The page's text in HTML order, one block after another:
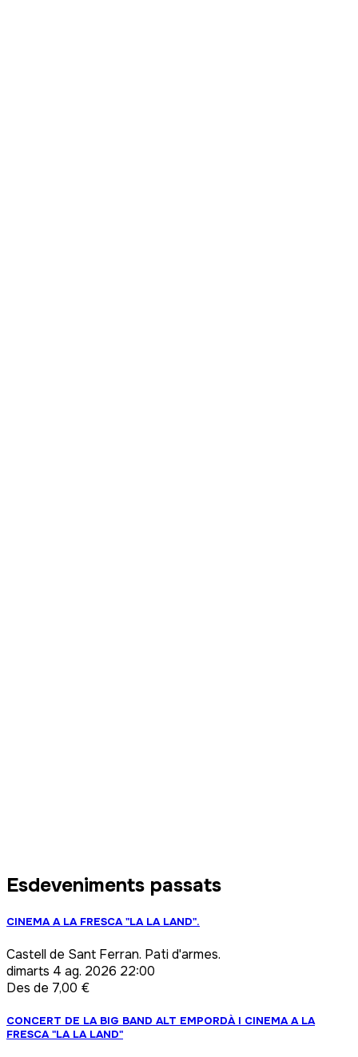
Esdeveniments passats
CINEMA A LA FRESCA "LA LA LAND".
Castell de Sant Ferran. Pati d'armes.
dimarts 4 ag. 2026 22:00
Des de 7,00 €
CONCERT DE LA BIG BAND ALT EMPORDÀ I CINEMA A LA
FRESCA "LA LA LAND"